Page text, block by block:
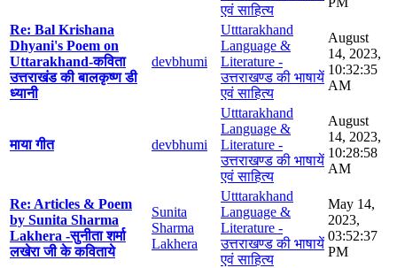
एवं साहित्य
Re: Bal Krishana
Dhyani's Poem on
Uttarakhand-कविता
उत्तराखंड की बालकृष्ण डी
ध्यानी
devbhumi
Utttarakhand
Language &
Literature -
उत्तराखण्ड की भाषायें
एवं साहित्य
August
14, 2023,
10:32:35
AM
माया गीत devbhumi
Utttarakhand
Language &
Literature -
उत्तराखण्ड की भाषायें
एवं साहित्य
August
14, 2023,
10:28:58
AM
Re: Articles & Poem
by Sunita Sharma
Lakhera -सुनीता शर्मा
लखेरा जी के कविताये
Sunita
Sharma
Lakhera
Utttarakhand
Language &
Literature -
उत्तराखण्ड की भाषायें
एवं साहित्य
May 14,
2023,
03:52:37
PM